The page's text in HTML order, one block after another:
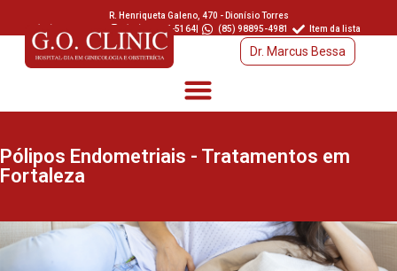
R. Henriqueta Galeno, 470 - Dionísio Torres
(85) 98895-5164| (85) 98895-4981 Item da lista
Dr. Marcus Bessa
Pólipos Endometriais - Tratamentos em
Fortaleza